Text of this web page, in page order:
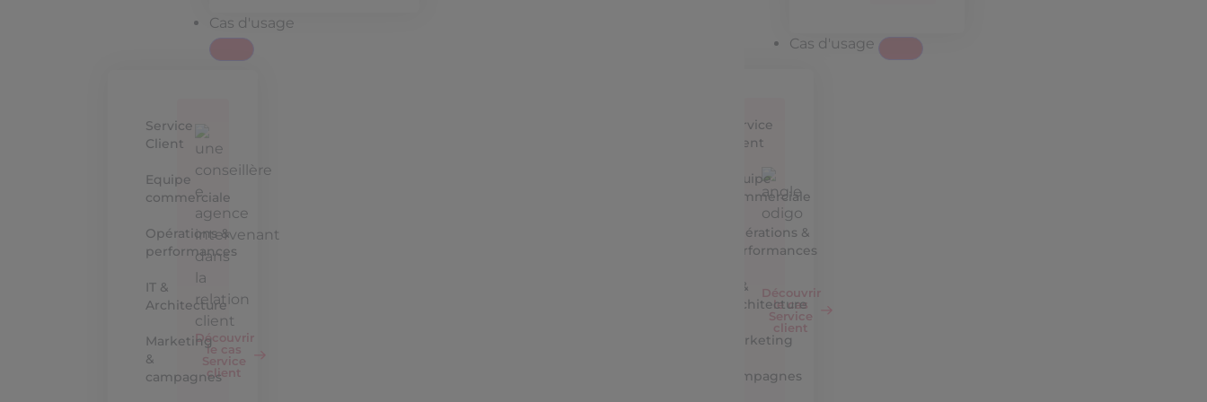
Cas d'usage
Service
Client
Equipe
commerciale
Opérations &
performances
IT &
Architecture
Marketing
&
campagnes
Découvrir
le cas
Service
client
Cas d'usage
Service
Client
Equipe
commerciale
Opérations &
performances
IT &
Architecture
Marketing
campagnes
Découvrir
le cas
Service
client